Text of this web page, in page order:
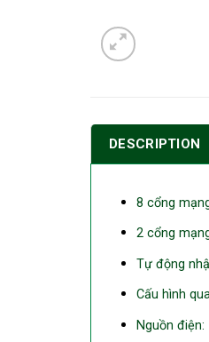
DESCRIPTION
8 cổng
2 cổng
Tự động
Cấu hình
Nguồn